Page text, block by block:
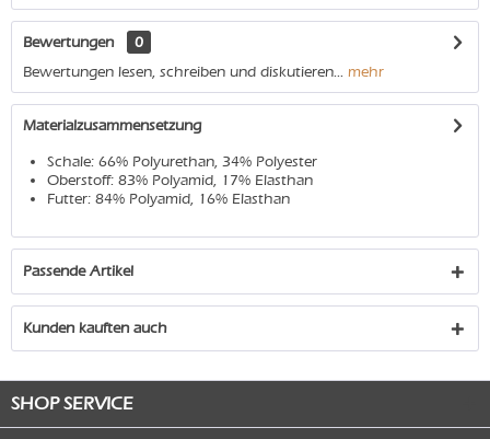
Bewertungen
0
Bewertungen lesen, schreiben und diskutieren... mehr
Materialzusammensetzung
Schale: 66% Polyurethan, 34% Polyester
Oberstoff: 83% Polyamid, 17% Elasthan
Futter: 84% Polyamid, 16% Elasthan
Passende Artikel
Kunden kauften auch
SHOP SERVICE